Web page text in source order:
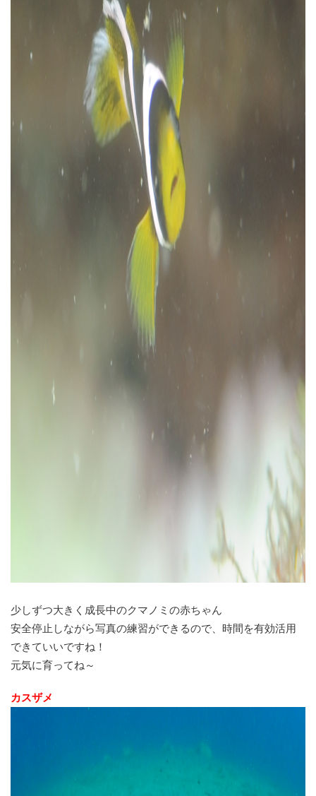
少しずつ大きく成長中のクマノミの赤ちゃん
安全停止しながら写真の練習ができるので、時間を有効活用
できていいですね！
元気に育ってね～
カスザメ